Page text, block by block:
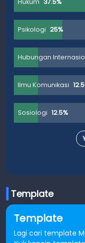
Hukum 37.5%
Psikologi 25%
Hubungan
Ilmu Komunikasi
Sosiologi 12.5%
Template
Template
Lagi cari template